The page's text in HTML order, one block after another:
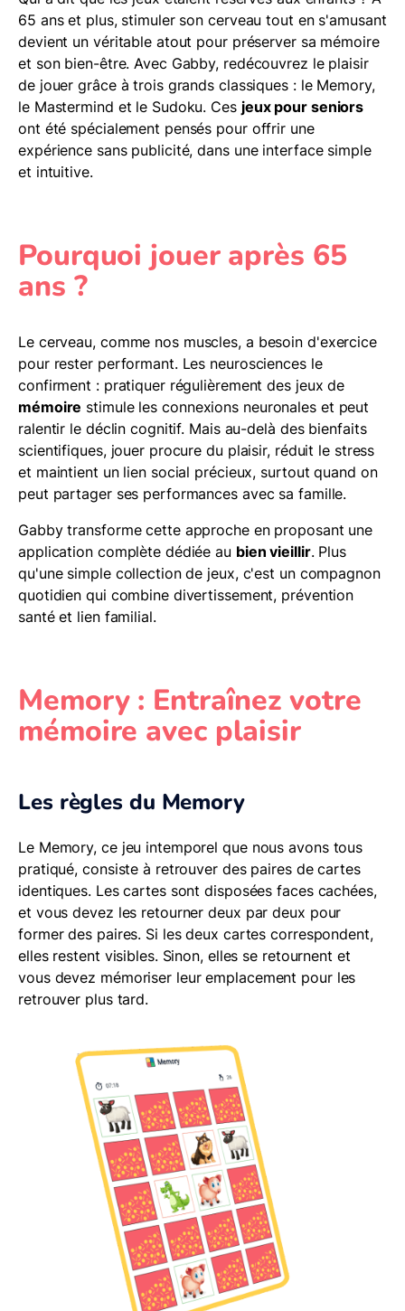
65 ans et plus, stimuler son cerveau tout en s'amusant
devient un véritable atout pour préserver sa mémoire
et son bien-être. Avec Gabby, redécouvrez le plaisir
de jouer grâce à trois grands classiques : le Memory,
le Mastermind et le Sudoku. Ces jeux pour seniors
ont été spécialement pensés pour offrir une
expérience sans publicité, dans une interface simple
et intuitive.
Pourquoi jouer après 65
ans ?
Le cerveau, comme nos muscles, a besoin d'exercice
pour rester performant. Les neurosciences le
confirment : pratiquer régulièrement des jeux de
mémoire stimule les connexions neuronales et peut
ralentir le déclin cognitif. Mais au-delà des bienfaits
scientifiques, jouer procure du plaisir, réduit le stress
et maintient un lien social précieux, surtout quand on
peut partager ses performances avec sa famille.
Gabby transforme cette approche en proposant une
application complète dédiée au bien vieillir. Plus
qu'une simple collection de jeux, c'est un compagnon
quotidien qui combine divertissement, prévention
santé et lien familial.
Memory : Entraînez votre
mémoire avec plaisir
Les règles du Memory
Le Memory, ce jeu intemporel que nous avons tous
pratiqué, consiste à retrouver des paires de cartes
identiques. Les cartes sont disposées faces cachées,
et vous devez les retourner deux par deux pour
former des paires. Si les deux cartes correspondent,
elles restent visibles. Sinon, elles se retournent et
vous devez mémoriser leur emplacement pour les
retrouver plus tard.